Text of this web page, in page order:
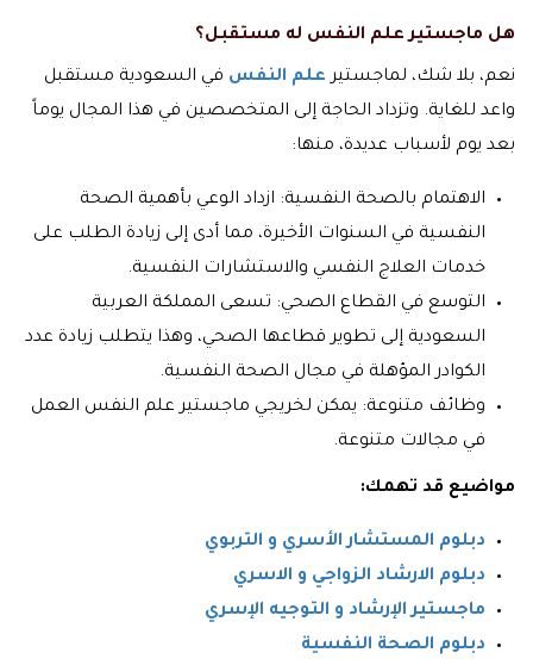
هل ماجستير علم النفس له مستقبل؟
نعم، بلا شك، لماجستير علم النفس في السعودية مستقبل
واعد للغاية. وتزداد الحاجة إلى المتخصصين في هذا المجال يوماً
بعد يوم لأسباب عديدة، منها:
الاهتمام بالصحة النفسية: ازداد الوعي بأهمية الصحة
النفسية في السنوات الأخيرة، مما أدى إلى زيادة الطلب على
خدمات العلاج النفسي والاستشارات النفسية.
التوسع في القطاع الصحي: تسعى المملكة العربية
السعودية إلى تطوير قطاعها الصحي، وهذا يتطلب زيادة عدد
الكوادر المؤهلة في مجال الصحة النفسية.
وظائف متنوعة: يمكن لخريجي ماجستير علم النفس العمل
في مجالات متنوعة.
مواضيع قد تهمك:
دبلوم المستشار الأسري و التربوي
دبلوم الارشاد الزواجي و الاسري
ماجستير الإرشاد و التوجيه الإسري
دبلوم الصحة النفسية